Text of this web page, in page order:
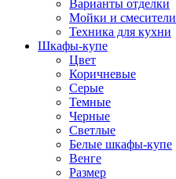
Варианты отделки
Мойки и смесители
Техника для кухни
Шкафы-купе
Цвет
Коричневые
Серые
Темные
Черные
Светлые
Белые шкафы-купе
Венге
Размер